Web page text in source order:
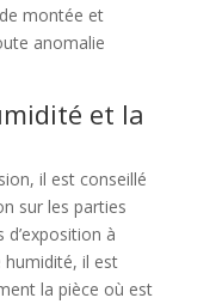
montée et
anomalie
et la
il est conseillé
sur les parties
à
humidité, il est
la pièce où est